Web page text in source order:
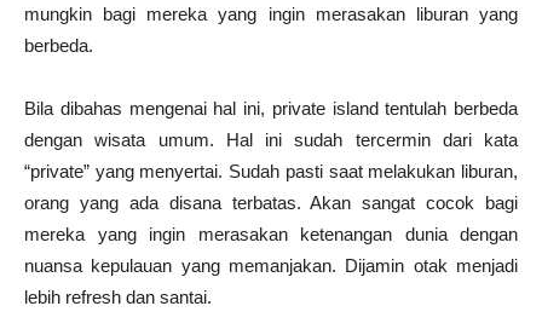
mungkin bagi mereka yang ingin merasakan liburan yang
berbeda.
Bila dibahas mengenai hal ini, private island tentulah berbeda
dengan wisata umum. Hal ini sudah tercermin dari kata
“private” yang menyertai. Sudah pasti saat melakukan liburan,
orang yang ada disana terbatas. Akan sangat cocok bagi
mereka yang ingin merasakan ketenangan dunia dengan
nuansa kepulauan yang memanjakan. Dijamin otak menjadi
lebih refresh dan santai.